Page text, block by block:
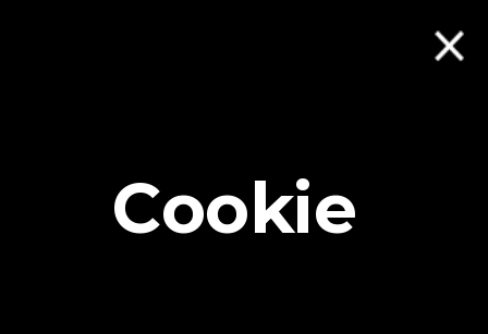
Cookie